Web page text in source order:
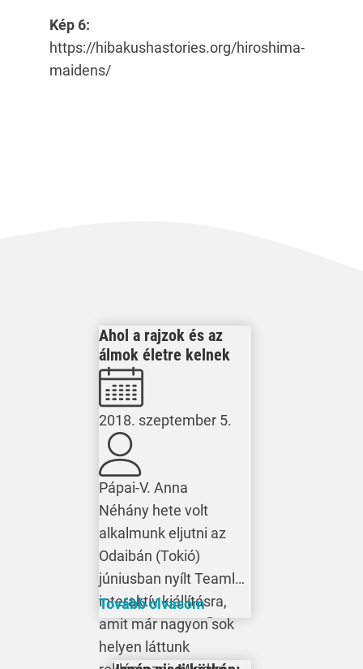
Kép 6:
https://hibakushastories.org/hiroshima-
maidens/
Ahol a rajzok és az
álmok életre kelnek
2018. szeptember 5.
Pápai-V. Anna
Néhány hete volt
alkalmunk eljutni az
Odaibán (Tokió)
júniusban nyílt Teamlab
interaktív kiállításra,
amit már nagyon sok
helyen láttunk
Tovább olvasom